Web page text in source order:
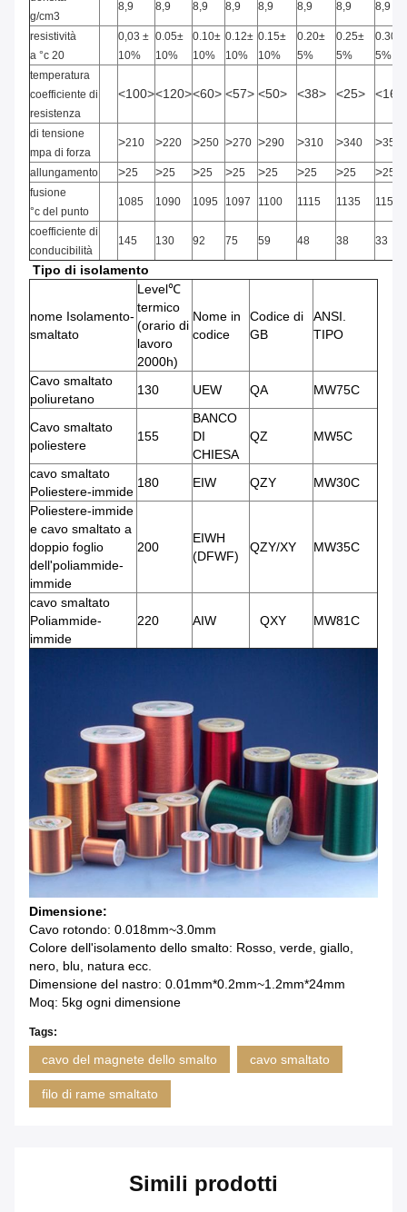
g/cm3
8,9 8,9 8,9 8,9 8,9 8,9 8,9 8,9
resistività
a °c 20
0,03 ±
10%
0.05±
10%
0.10±
10%
0.12±
10%
0.15±
10%
0.20±
5%
0.25±
5%
0.30±
5%
temperatura
coefficiente di
resistenza
<100><120><60> <57> <50> <38> <25> <16>
di tensione
mpa di forza
>210 >220 >250 >270 >290 >310 >340 >350
allungamento >25 >25 >25 >25 >25 >25 >25 >25
fusione
°c del punto
1085 1090 1095 1097 1100 1115 1135 1150
coefficiente di
conducibilità
145 130 92 75 59 48 38 33
Tipo di isolamento
nome Isolamento-
smaltato
Level℃
termico
(orario di
lavoro
2000h)
Nome in
codice
Codice di
GB
ANSI.
TIPO
Cavo smaltato
poliuretano
130 UEW QA MW75C
Cavo smaltato
poliestere
155
BANCO
DI
CHIESA
QZ MW5C
cavo smaltato
Poliestere-immide
180 EIW QZY
MW30C
Poliestere-immide
e cavo smaltato a
doppio foglio
dell'poliammide-
immide
200
EIWH
(DFWF)
QZY/XY MW35C
cavo smaltato
Poliammide-
immide
220 AIW QXY MW81C
Dimensione:
Cavo rotondo: 0.018mm~3.0mm
Colore dell'isolamento dello smalto: Rosso, verde, giallo,
nero, blu, natura ecc.
Dimensione del nastro: 0.01mm*0.2mm~1.2mm*24mm
Moq: 5kg ogni dimensione
Tags:
cavo del magnete dello smalto cavo smaltato
filo di rame smaltato
Simili prodotti